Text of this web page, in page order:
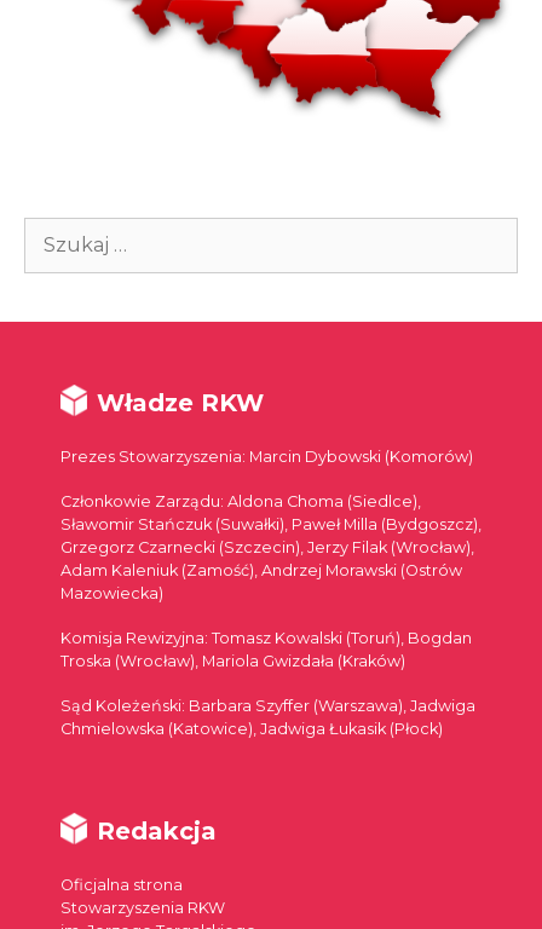
Szukaj:
Władze RKW
Prezes Stowarzyszenia: Marcin Dybowski (Komorów)
Członkowie Zarządu: Aldona Choma (Siedlce),
Sławomir Stańczuk (Suwałki), Paweł Milla (Bydgoszcz),
Grzegorz Czarnecki (Szczecin), Jerzy Filak (Wrocław),
Adam Kaleniuk (Zamość), Andrzej Morawski (Ostrów
Mazowiecka)
Komisja Rewizyjna: Tomasz Kowalski (Toruń), Bogdan
Troska (Wrocław), Mariola Gwizdała (Kraków)
Sąd Koleżeński: Barbara Szyffer (Warszawa), Jadwiga
Chmielowska (Katowice), Jadwiga Łukasik (Płock)
Redakcja
Oficjalna strona
Stowarzyszenia RKW